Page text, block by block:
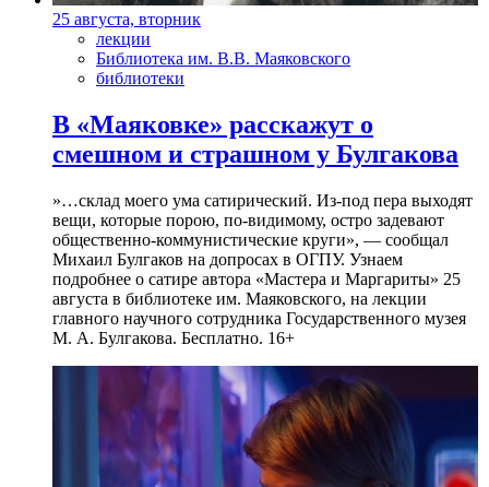
25 августа, вторник
лекции
Библиотека им. В.В. Маяковского
библиотеки
В «Маяковке» расскажут о
смешном и страшном у Булгакова
»…склад моего ума сатирический. Из-под пера выходят
вещи, которые порою, по-видимому, остро задевают
общественно-коммунистические круги», — сообщал
Михаил Булгаков на допросах в ОГПУ. Узнаем
подробнее о сатире автора «Мастера и Маргариты» 25
августа в библиотеке им. Маяковского, на лекции
главного научного сотрудника Государственного музея
М. А. Булгакова. Бесплатно. 16+